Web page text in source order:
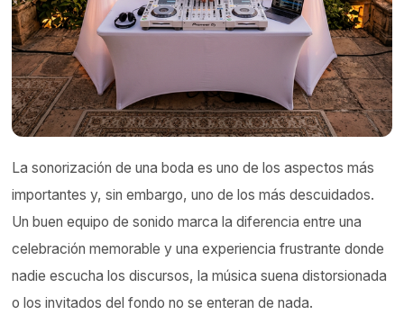
La sonorización de una boda es uno de los aspectos más
importantes y, sin embargo, uno de los más descuidados.
Un buen equipo de sonido marca la diferencia entre una
celebración memorable y una experiencia frustrante donde
nadie escucha los discursos, la música suena distorsionada
o los invitados del fondo no se enteran de nada.